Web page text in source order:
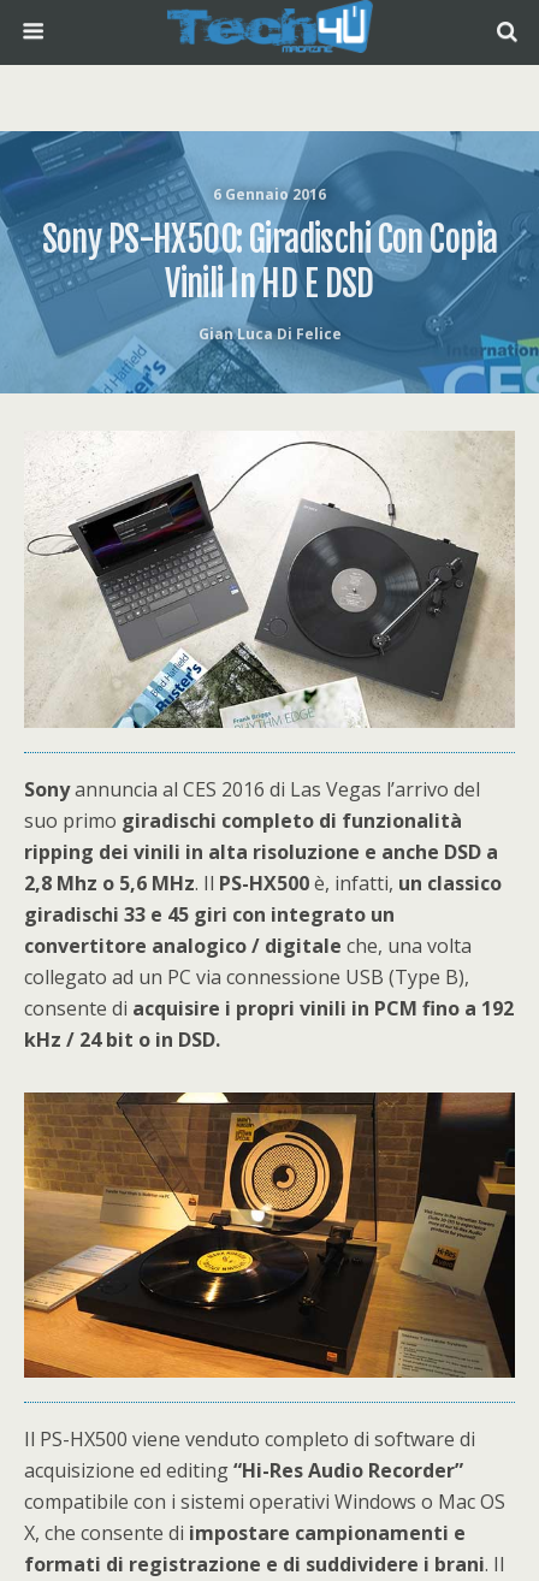
6 Gennaio 2016
Sony PS-HX500: Giradischi Con Copia
Vinili In HD E DSD
Gian Luca Di Felice
Sonyannuncia al CES 2016 di Las Vegas l’arrivo del
suo primo giradischi completo di funzionalità
ripping dei vinili in alta risoluzione e anche DSD a
2,8 Mhz o 5,6 MHz. Il PS-HX500è, infatti, un classico
giradischi 33 e 45 giri con integrato un
convertitore analogico / digitale che, una volta
collegato ad un PC via connessione USB (Type B),
consente di acquisire i propri vinili in PCM fino a 192
kHz / 24 bit o in DSD.
Il PS-HX500 viene venduto completo di software di
acquisizione ed editing“Hi-Res Audio Recorder”
compatibile con i sistemi operativi Windows o Mac OS
X, che consente di impostare campionamenti e
formati di registrazione e di suddividere i brani. Il